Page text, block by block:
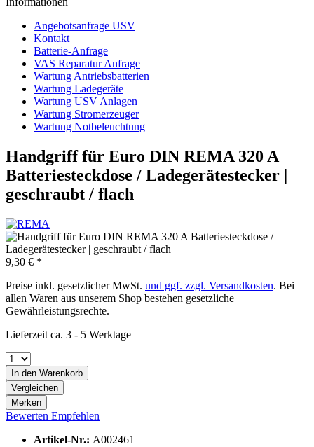
Angebotsanfrage USV
Kontakt
Batterie-Anfrage
VAS Reparatur Anfrage
Wartung Antriebsbatterien
Wartung Ladegeräte
Wartung USV Anlagen
Wartung Stromerzeuger
Wartung Notbeleuchtung
Handgriff für Euro DIN REMA 320 A
Batteriesteckdose / Ladegerätestecker |
geschraubt / flach
9,30 € *
Preise inkl. gesetzlicher MwSt. und ggf. zzgl. Versandkosten. Bei
allen Waren aus unserem Shop bestehen gesetzliche
Gewährleistungsrechte.
Lieferzeit ca. 3 - 5 Werktage
In den Warenkorb
Vergleichen
Merken
Bewerten Empfehlen
Artikel-Nr.: A002461